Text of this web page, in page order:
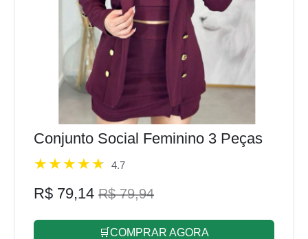
Conjunto Social Feminino 3 Peças
4.7
R$ 79,14 R$ 79,94
🛒COMPRAR AGORA